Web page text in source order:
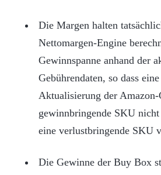
Die Margen halten
Nettomargen-Engine
Gewinnspanne anhand der
Gebührendaten, so dass
Aktualisierung der Amazon-
gewinnbringende SKU
eine verlustbringende SKU
Die Gewinne der Buy Box